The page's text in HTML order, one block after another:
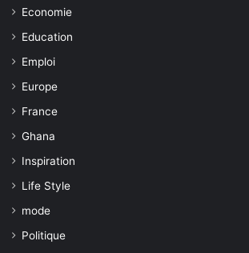
Economie
Education
Emploi
Europe
France
Ghana
Inspiration
Life Style
mode
Politique